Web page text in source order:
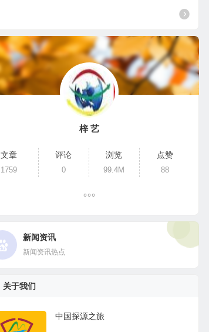
梓 艺
文章
1759
评论
0
浏览
99.4M
点赞
88
新闻资讯
新闻资讯热点
关于我们
中国探源之旅